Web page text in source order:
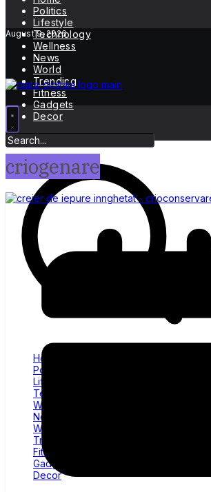
Politics
Lifestyle
Technology
Wellness
News
World
Trending
Fitness
Gadgets
Decor
August 9, 2026
Home
Politics
Lifestyle
Technology
Wellness
News
World
Trending
Fitness
Gadgets
Decor
criogenare